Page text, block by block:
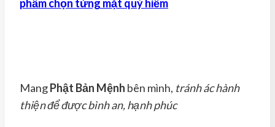
phẩm chọn từng mặt quý hiếm
MangPhật Bản Mệnh bên mình, tránh ác hành
thiện để được bình an, hạnh phúc